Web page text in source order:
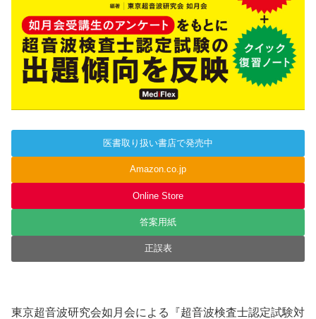
医書取り扱い書店で発売中
Amazon.co.jp
Online Store
答案用紙
正誤表
東京超音波研究会如月会による『超音波検査士認定試験対